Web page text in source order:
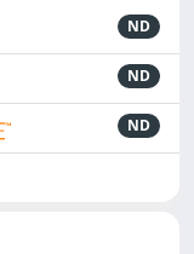
ND
ND
ND